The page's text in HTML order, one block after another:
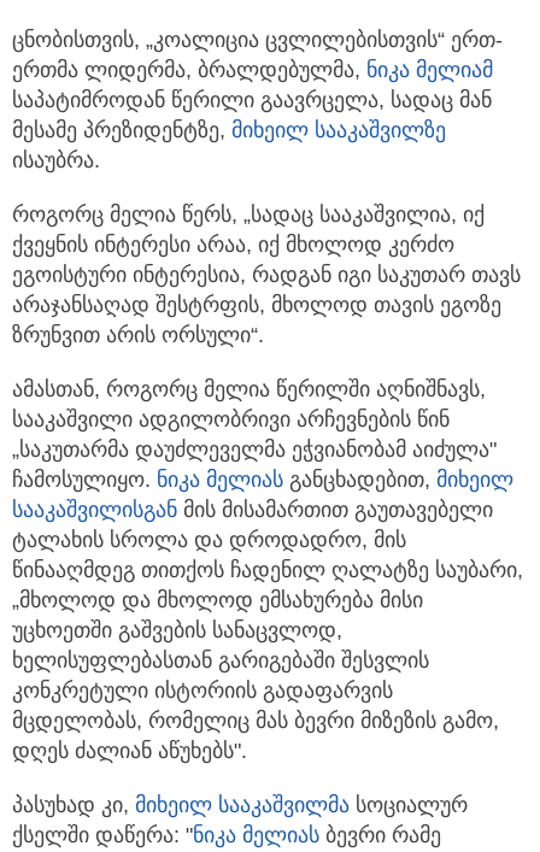
ცნობისთვის, „კოალიცია ცვლილებისთვის“ ერთ-
ერთმა ლიდერმა, ბრალდებულმა, ნიკა მელიამ
საპატიმროდან წერილი გაავრცელა, სადაც მან
მესამე პრეზიდენტზე, მიხეილ სააკაშვილზე
ისაუბრა.
როგორც მელია წერს, „სადაც სააკაშვილია, იქ
ქვეყნის ინტერესი არაა, იქ მხოლოდ კერძო
ეგოისტური ინტერესია, რადგან იგი საკუთარ თავს
არაჯანსაღად შესტრფის, მხოლოდ თავის ეგოზე
ზრუნვით არის ორსული“.
ამასთან, როგორც მელია წერილში აღნიშნავს,
სააკაშვილი ადგილობრივი არჩევნების წინ
„საკუთარმა დაუძლეველმა ეჭვიანობამ აიძულა"
ჩამოსულიყო. ნიკა მელიას განცხადებით, მიხეილ
სააკაშვილისგან მის მისამართით გაუთავებელი
ტალახის სროლა და დროდადრო, მის
წინააღმდეგ თითქოს ჩადენილ ღალატზე საუბარი,
„მხოლოდ და მხოლოდ ემსახურება მისი
უცხოეთში გაშვების სანაცვლოდ,
ხელისუფლებასთან გარიგებაში შესვლის
კონკრეტული ისტორიის გადაფარვის
მცდელობას, რომელიც მას ბევრი მიზეზის გამო,
დღეს ძალიან აწუხებს".
პასუხად კი, მიხეილ სააკაშვილმა სოციალურ
ქსელში დაწერა: "ნიკა მელიას ბევრი რამე